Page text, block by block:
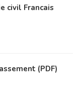
civil Francais
(PDF)